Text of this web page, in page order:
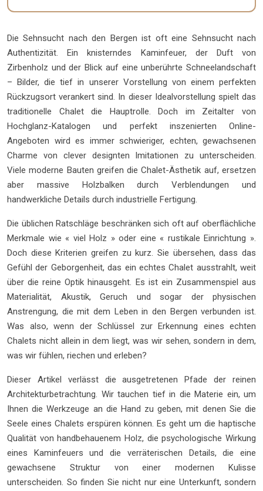
Die Sehnsucht nach den Bergen ist oft eine Sehnsucht nach
Authentizität. Ein knisterndes Kaminfeuer, der Duft von
Zirbenholz und der Blick auf eine unberührte Schneelandschaft
– Bilder, die tief in unserer Vorstellung von einem perfekten
Rückzugsort verankert sind. In dieser Idealvorstellung spielt das
traditionelle Chalet die Hauptrolle. Doch im Zeitalter von
Hochglanz-Katalogen und perfekt inszenierten Online-
Angeboten wird es immer schwieriger, echten, gewachsenen
Charme von clever designten Imitationen zu unterscheiden.
Viele moderne Bauten greifen die Chalet-Ästhetik auf, ersetzen
aber massive Holzbalken durch Verblendungen und
handwerkliche Details durch industrielle Fertigung.
Die üblichen Ratschläge beschränken sich oft auf oberflächliche
Merkmale wie « viel Holz » oder eine « rustikale Einrichtung ».
Doch diese Kriterien greifen zu kurz. Sie übersehen, dass das
Gefühl der Geborgenheit, das ein echtes Chalet ausstrahlt, weit
über die reine Optik hinausgeht. Es ist ein Zusammenspiel aus
Materialität, Akustik, Geruch und sogar der physischen
Anstrengung, die mit dem Leben in den Bergen verbunden ist.
Was also, wenn der Schlüssel zur Erkennung eines echten
Chalets nicht allein in dem liegt, was wir sehen, sondern in dem,
was wir fühlen, riechen und erleben?
Dieser Artikel verlässt die ausgetretenen Pfade der reinen
Architekturbetrachtung. Wir tauchen tief in die Materie ein, um
Ihnen die Werkzeuge an die Hand zu geben, mit denen Sie die
Seele eines Chalets erspüren können. Es geht um die haptische
Qualität von handbehauenem Holz, die psychologische Wirkung
eines Kaminfeuers und die verräterischen Details, die eine
gewachsene Struktur von einer modernen Kulisse
unterscheiden. So finden Sie nicht nur eine Unterkunft, sondern